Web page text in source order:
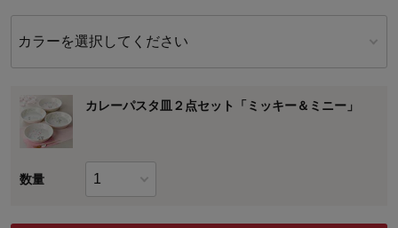
カラーを選択してください
カレーパスタ皿２点セット「ミッキー＆ミニー」
数量